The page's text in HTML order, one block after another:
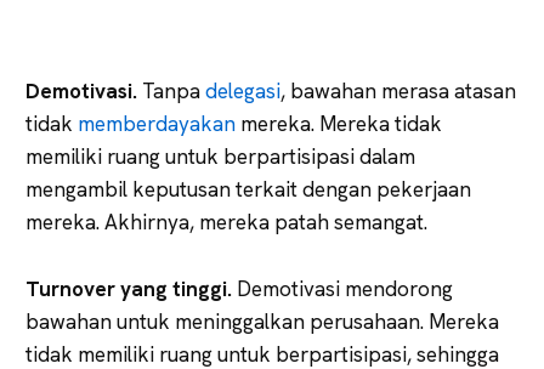
Demotivasi. Tanpadelegasi, bawahan merasa atasan
tidak memberdayakan mereka. Mereka tidak
memiliki ruang untuk berpartisipasi dalam
mengambil keputusan terkait dengan pekerjaan
mereka. Akhirnya, mereka patah semangat.
Turnover yang tinggi. Demotivasi mendorong
bawahan untuk meninggalkan perusahaan. Mereka
tidak memiliki ruang untuk berpartisipasi, sehingga